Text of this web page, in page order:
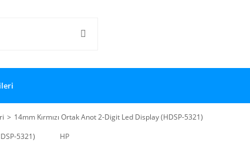
14mm Kırmızı Ortak Anot 2-Digit Led Display (HDSP-5321)
HP